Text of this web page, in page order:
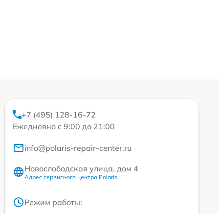
+7 (495) 128-16-72
Ежедневно с 9:00 до 21:00
info@polaris-repair-center.ru
Новослободская улица, дом 4
Адрес сервисного центра Polaris
Режим работы: